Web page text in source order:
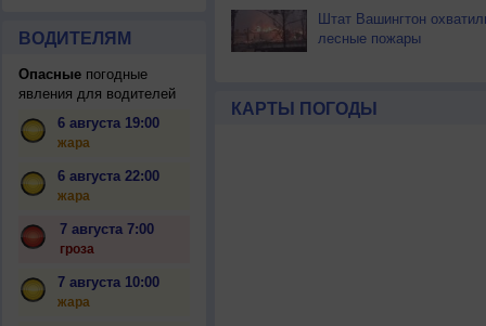
ВОДИТЕЛЯМ
Опасныепогодные
явления для водителей
6 августа 19:00
жара
6 августа 22:00
жара
7 августа 7:00
гроза
7 августа 10:00
жара
Штат Вашингтон
лесные пожары
КАРТЫ ПОГОДЫ